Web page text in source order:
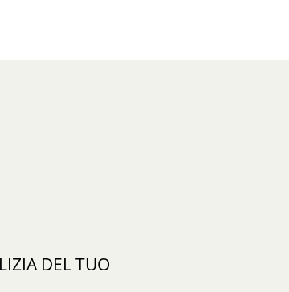
DEL TUO